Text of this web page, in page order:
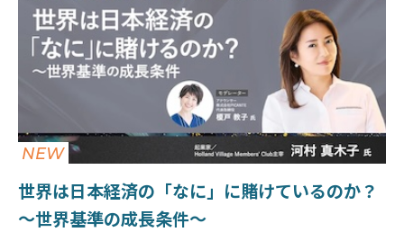
NEW
世界は日本経済の「なに」に賭けているのか？
〜世界基準の成長条件〜